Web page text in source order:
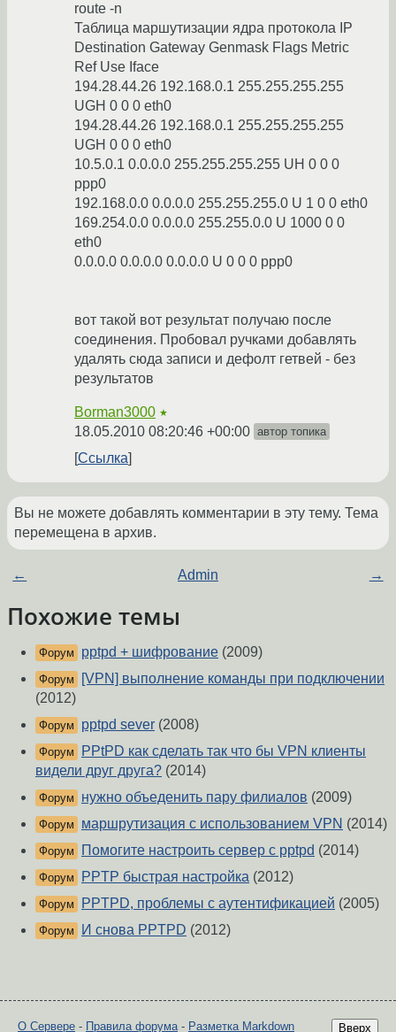
route -n
Таблица маршутизации ядра протокола IP
Destination Gateway Genmask Flags Metric
Ref Use Iface
194.28.44.26 192.168.0.1 255.255.255.255
UGH 0 0 0 eth0
194.28.44.26 192.168.0.1 255.255.255.255
UGH 0 0 0 eth0
10.5.0.1 0.0.0.0 255.255.255.255 UH 0 0 0
ppp0
192.168.0.0 0.0.0.0 255.255.255.0 U 1 0 0 eth0
169.254.0.0 0.0.0.0 255.255.0.0 U 1000 0 0
eth0
0.0.0.0 0.0.0.0 0.0.0.0 U 0 0 0 ppp0
вот такой вот результат получаю после
соединения. Пробовал ручками добавлять
удалять сюда записи и дефолт гетвей - без
результатов
Borman3000 ★
18.05.2010 08:20:46 +00:00 автор топика
Ссылка
Вы не можете добавлять комментарии в эту тему. Тема
перемещена в архив.
← Admin →
Похожие темы
Форум pptpd + шифрование (2009)
Форум
[VPN] выполнение команды при подключении
(2012)
Форум pptpd sever (2008)
Форум
PPtPD как сделать так что бы VPN клиенты
видели друг друга? (2014)
Форум нужно объеденить пару филиалов (2009)
Форум маршрутизация с использованием VPN (2014)
Форум Помогите настроить сервер с pptpd (2014)
Форум PPTP быстрая настройка (2012)
Форум PPTPD, проблемы с аутентификацией (2005)
Форум И снова PPTPD (2012)
Вверх
О Сервере - Правила форума- Разметка Markdown